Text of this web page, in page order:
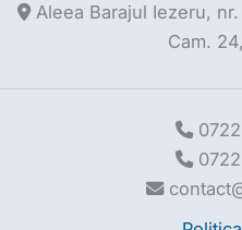
Aleea Barajul Iezeru,
Cam.
0722
0722